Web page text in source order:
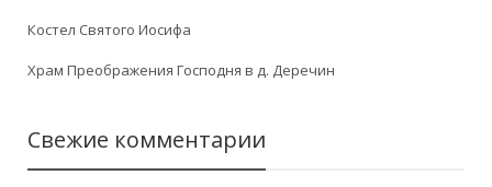
Костел Святого Иосифа
Храм Преображения Господня в д. Деречин
Свежие комментарии